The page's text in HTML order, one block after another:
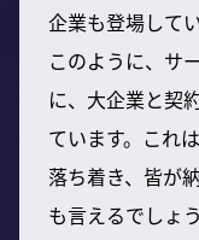
企業も登場してい
このように、サ
に、大企業と契
ています。これ
落ち着き、皆が
も言えるでしょう